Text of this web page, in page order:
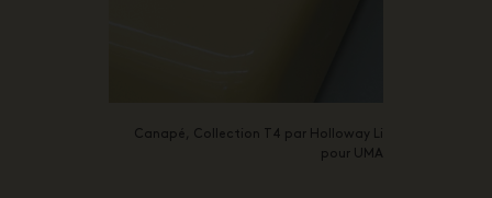
Canapé, Collection T4 par Holloway Li
pour UMA